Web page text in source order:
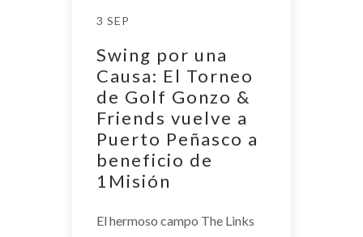
3 SEP
Swing por una
Causa: El Torneo
de Golf Gonzo &
Friends vuelve a
Puerto Peñasco a
beneficio de
1Misión
El hermoso campo The Links